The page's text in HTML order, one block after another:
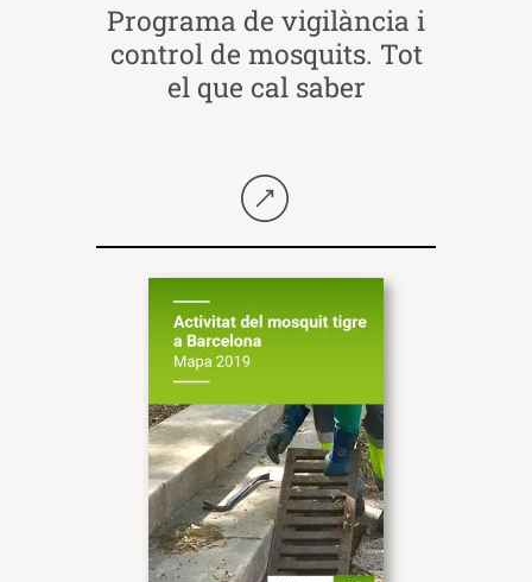
Programa de vigilància i
control de mosquits. Tot
el que cal saber